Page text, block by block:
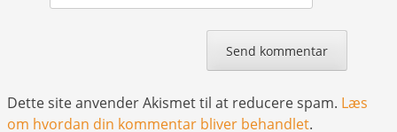
Dette site anvender Akismet til at reducere spam. Læs
om hvordan din kommentar bliver behandlet.